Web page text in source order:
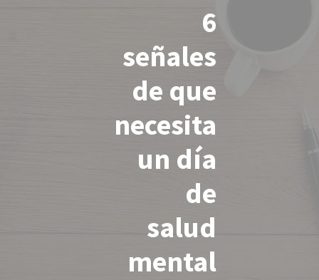
6
señales
de que
necesita
un día
de
salud
mental